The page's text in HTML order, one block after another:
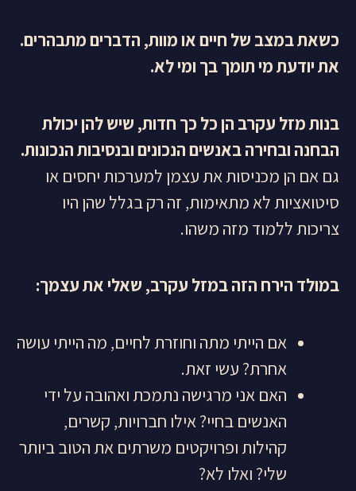
כשאת במצב של חיים או מוות, הדברים מתבהרים.
את יודעת מי תומך בך ומי לא.
בנות מזל עקרב הן כל כך חדות, שיש להן יכולת
הבחנה ובחירה באנשים הנכונים ובנסיבות הנכונות.
גם אם הן מכניסות את עצמן למערכות יחסים או
סיטואציות לא מתאימות, זה רק בגלל שהן היו
צריכות ללמוד מזה משהו.
במולד הירח הזה במזל עקרב, שאלי את עצמך:
אם הייתי מתה וחוזרת לחיים, מה הייתי עושה
אחרת? עשי זאת.
האם אני מרגישה נתמכת ואהובה על ידי
האנשים בחיי? אילו חברויות, קשרים,
קהילות ופרויקטים משרתים את הטוב ביותר
שלי? ואלו לא?